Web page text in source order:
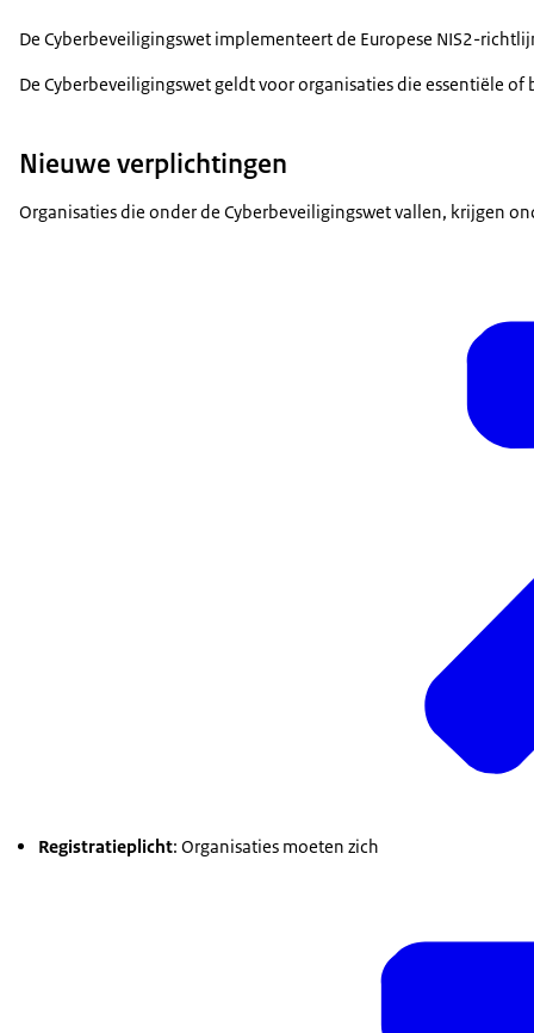
De Cyberbeveiligingswet implementeert de Europese NIS2-
De Cyberbeveiligingswet geldt voor organisaties die essentiële
Nieuwe verplichtingen
Organisaties die onder de Cyberbeveiligingswet vallen, krijgen
Registratieplicht: Organisaties moeten zich